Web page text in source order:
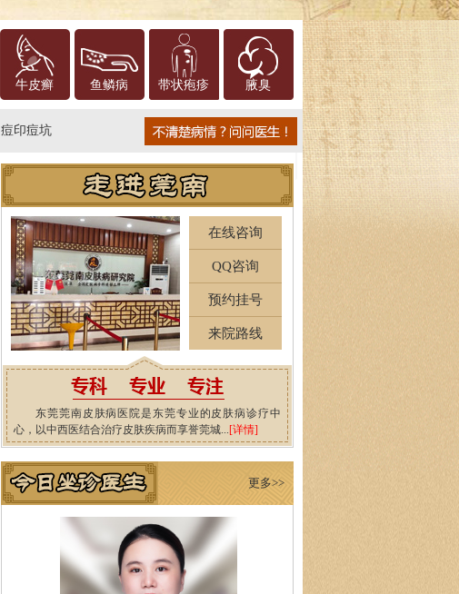
牛皮癣 鱼鳞病 带状疱疹 腋臭
痘印痘坑
在线咨询
QQ咨询
预约挂号
来院路线
东莞莞南皮肤病医院是东莞专业的皮肤病诊疗中
心，以中西医结合治疗皮肤疾病而享誉莞城...[详情]
更多>>